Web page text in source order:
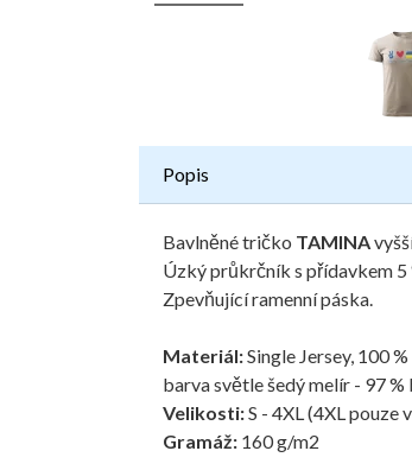
Popis
Bavlněné tričko TAMINA
Úzký průkrčník s přídavkem 5
Zpevňující ramenní páska.
Materiál:Single Jersey, 100
barva světle šedý melír - 97 %
Velikosti:S - 4XL (4XL pouze
Gramáž: 160 g/m2